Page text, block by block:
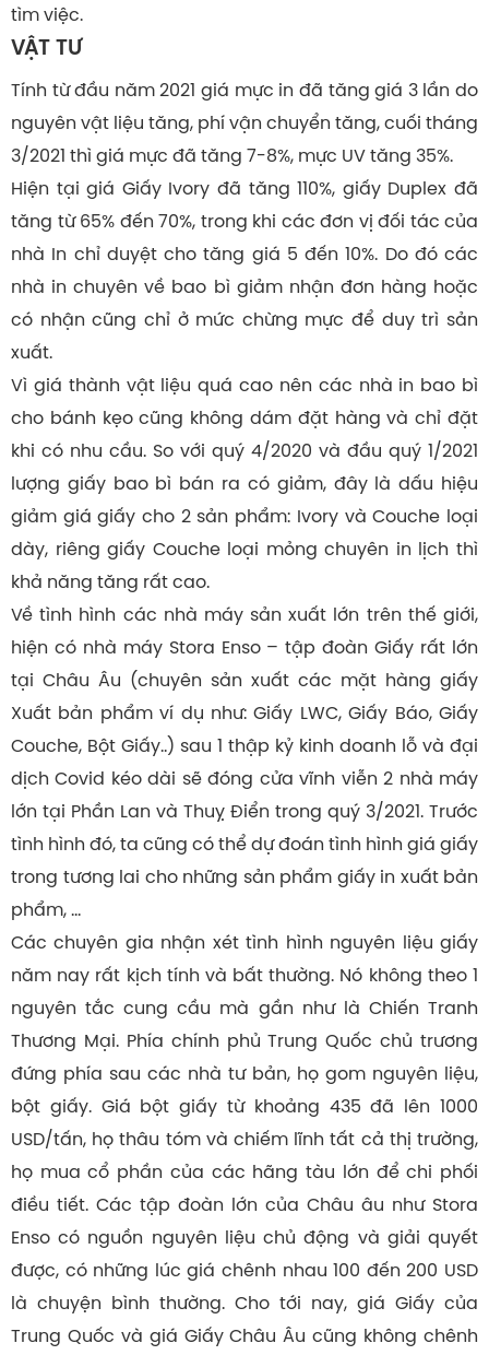
tìm việc.
VẬT TƯ
Tính từ đầu năm 2021 giá mực in đã tăng giá 3 lần do
nguyên vật liệu tăng, phí vận chuyển tăng, cuối tháng
3/2021 thì giá mực đã tăng 7-8%, mực UV tăng 35%.
Hiện tại giá Giấy Ivory đã tăng 110%, giấy Duplex đã
tăng từ 65% đến 70%, trong khi các đơn vị đối tác của
nhà In chỉ duyệt cho tăng giá 5 đến 10%. Do đó các
nhà in chuyên về bao bì giảm nhận đơn hàng hoặc
có nhận cũng chỉ ở mức chừng mực để duy trì sản
xuất.
Vì giá thành vật liệu quá cao nên các nhà in bao bì
cho bánh kẹo cũng không dám đặt hàng và chỉ đặt
khi có nhu cầu. So với quý 4/2020 và đầu quý 1/2021
lượng giấy bao bì bán ra có giảm, đây là dấu hiệu
giảm giá giấy cho 2 sản phẩm: Ivory và Couche loại
dày, riêng giấy Couche loại mỏng chuyên in lịch thì
khả năng tăng rất cao.
Về tình hình các nhà máy sản xuất lớn trên thế giới,
hiện có nhà máy Stora Enso – tập đoàn Giấy rất lớn
tại Châu Âu (chuyên sản xuất các mặt hàng giấy
Xuất bản phẩm ví dụ như: Giấy LWC, Giấy Báo, Giấy
Couche, Bột Giấy..) sau 1 thập kỷ kinh doanh lỗ và đại
dịch Covid kéo dài sẽ đóng cửa vĩnh viễn 2 nhà máy
lớn tại Phần Lan và Thuỵ Điển trong quý 3/2021. Trước
tình hình đó, ta cũng có thể dự đoán tình hình giá giấy
trong tương lai cho những sản phẩm giấy in xuất bản
phẩm, …
Các chuyên gia nhận xét tình hình nguyên liệu giấy
năm nay rất kịch tính và bất thường. Nó không theo 1
nguyên tắc cung cầu mà gần như là Chiến Tranh
Thương Mại. Phía chính phủ Trung Quốc chủ trương
đứng phía sau các nhà tư bản, họ gom nguyên liệu,
bột giấy. Giá bột giấy từ khoảng 435 đã lên 1000
USD/tấn, họ thâu tóm và chiếm lĩnh tất cả thị trường,
họ mua cổ phần của các hãng tàu lớn để chi phối
điều tiết. Các tập đoàn lớn của Châu âu như Stora
Enso có nguồn nguyên liệu chủ động và giải quyết
được, có những lúc giá chênh nhau 100 đến 200 USD
là chuyện bình thường. Cho tới nay, giá Giấy của
Trung Quốc và giá Giấy Châu Âu cũng không chênh